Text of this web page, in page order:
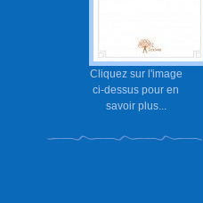
Cliquez sur l'image
ci-dessus pour en
savoir plus...